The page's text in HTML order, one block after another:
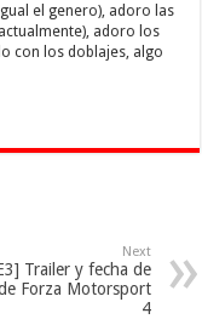
el genero), adoro las
adoro los
con los doblajes, algo
Next
Trailer y fecha de
Forza Motorsport
4